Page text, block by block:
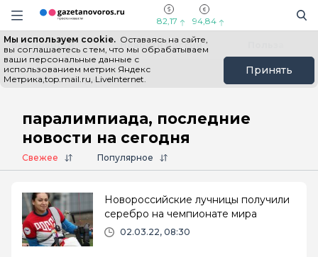
Информационный портал "ГазетаНоворос.ру"
Навигация сайта
82,17 94,84
Мы используем cookie. Оставаясь на сайте,
вы соглашаетесь с тем, что мы обрабатываем
ваши персональные данные с
использованием метрик Яндекс
Метрика,top.mail.ru, LiveInternet.
Принять
Все новости Новости России
Главная # паралимпиада
паралимпиада, последние
новости на сегодня
Свежее Популярное
Новороссийские лучницы получили
серебро на чемпионате мира
02.03.22, 08:30